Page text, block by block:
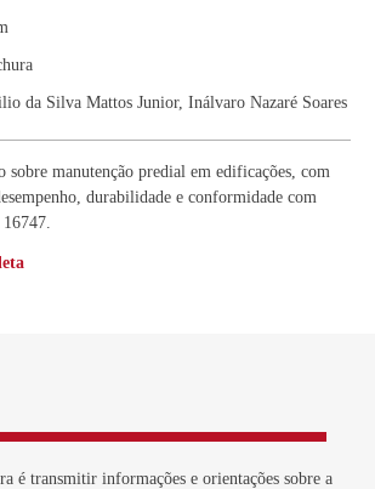
da Silva Mattos Junior, Inálvaro Nazaré Soares
sobre manutenção predial em edificações, com
durabilidade e conformidade com
é transmitir informações e orientações sobre a